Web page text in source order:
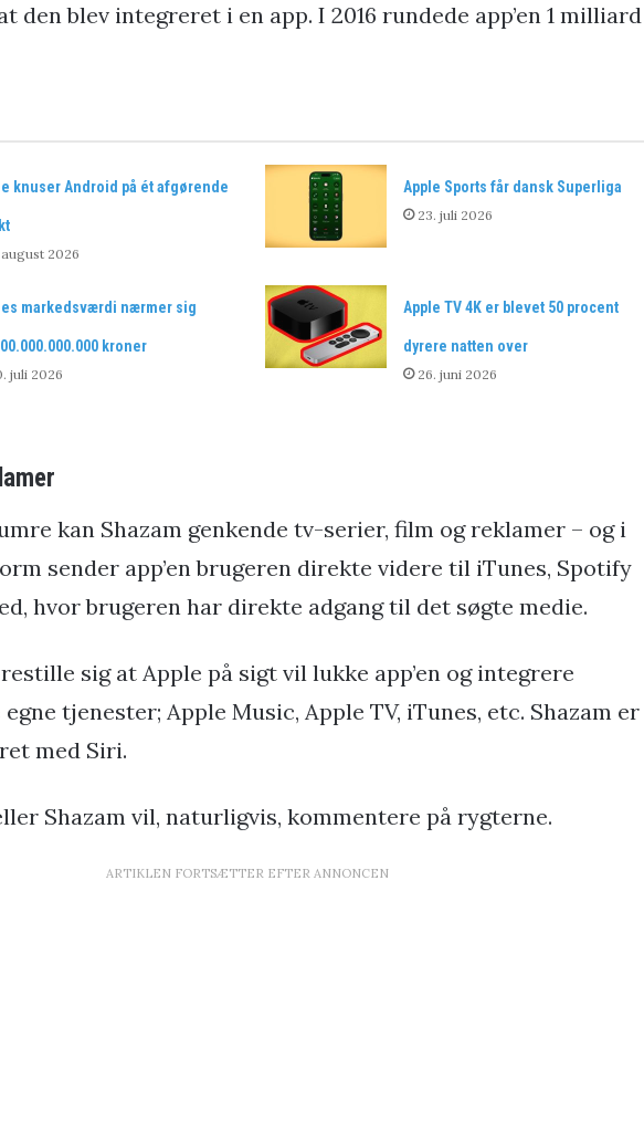
den blev integreret i en app. I 2016 rundede app’en 1 milliard
knuser Android på ét afgørende
2026
Apple Sports får dansk Superliga
23. juli 2026
markedsværdi nærmer sig
kroner
juli 2026
Apple TV 4K er blevet 50 procent
dyrere natten over
26. juni 2026
kan Shazam genkende tv-serier, film og reklamer – og i
sender app’en brugeren direkte videre til iTunes, Spotify
hvor brugeren har direkte adgang til det søgte medie.
sig at Apple på sigt vil lukke app’en og integrere
tjenester; Apple Music, Apple TV, iTunes, etc. Shazam er
med Siri.
Shazam vil, naturligvis, kommentere på rygterne.
ARTIKLEN FORTSÆTTER EFTER ANNONCEN